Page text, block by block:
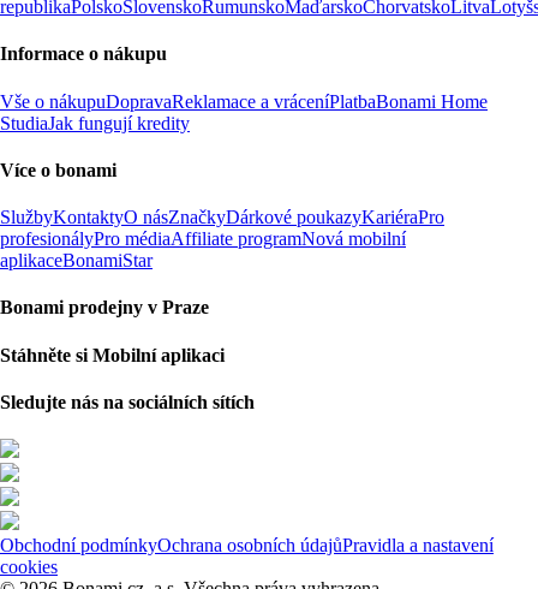
republikaPolskoSlovenskoRumunskoMaďarskoChorvatskoLitva
Informace o nákupu
Vše o nákupuDopravaReklamace a vráceníPlatbaBonami Home
StudiaJak fungují kredity
Více o bonami
SlužbyKontaktyO násZnačkyDárkové poukazyKariéraPro
profesionályPro médiaAffiliate programNová mobilní
aplikaceBonamiStar
Bonami prodejny v Praze
Stáhněte si Mobilní aplikaci
Sledujte nás na sociálních sítích
Obchodní podmínkyOchrana osobních údajůPravidla a nastavení
cookies